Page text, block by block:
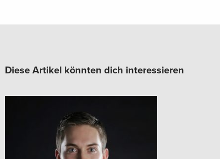
Diese Artikel könnten dich interessieren